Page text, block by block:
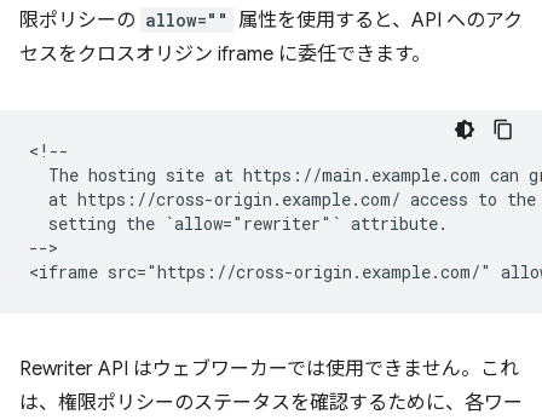
限ポリシーの allow="" 属性を使用すると、API へのアク
セスをクロスオリジン iframe に委任できます。
<!--
The hosting site at https://main.example.com can
at https://cross-origin.example.com/ access to
  setting the `allow="rewriter"` attribute.
-->
Rewriter API はウェブワーカーでは使用できません。これ
は、権限ポリシーのステータスを確認するために、各ワー